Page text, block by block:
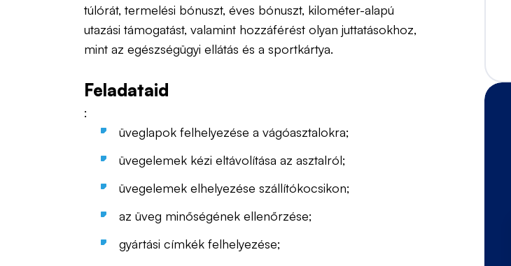
túlórát, termelési bónuszt, éves bónuszt, kilométer-alapú
utazási támogatást, valamint hozzáférést olyan juttatásokhoz,
mint az egészségügyi ellátás és a sportkártya.
Feladataid
:
üveglapok felhelyezése a vágóasztalokra;
üvegelemek kézi eltávolítása az asztalról;
üvegelemek elhelyezése szállítókocsikon;
az üveg minőségének ellenőrzése;
gyártási címkék felhelyezése;